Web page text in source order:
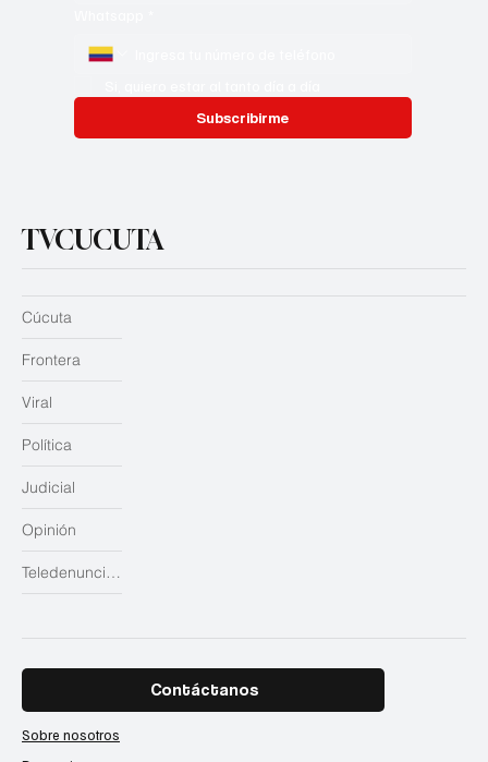
Subscribirme
TVCUCUTA
Judicial
Opinión
Teledenuncias
Cúcuta
Frontera
Viral
Política
Contáctanos
Sobre nosotros